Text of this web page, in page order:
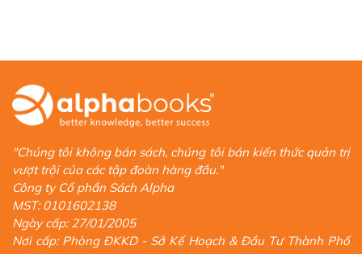
"Chúng tôi không bán sách, chúng tôi bán kiến thức quản trị
vượt trội của các tập đoàn hàng đầu."
Công ty Cổ phần Sách Alpha
MST: 0101602138
Ngày cấp: 27/01/2005
Nơi cấp: Phòng ĐKKD - Sở Kế Hoạch & Đầu Tư Thành Phố